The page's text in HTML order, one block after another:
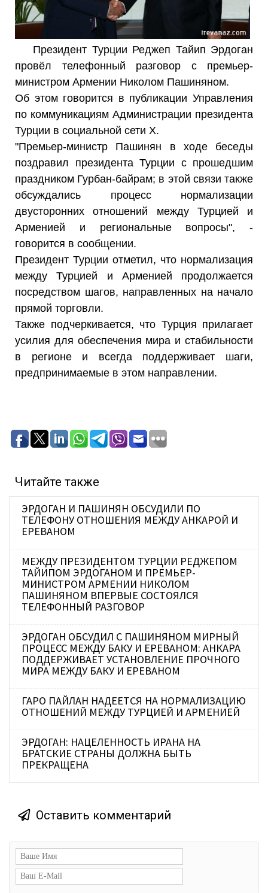
Президент Турции Реджеп Тайип Эрдоган
провёл телефонный разговор с премьер-
министром Армении Николом Пашиняном.
Об этом говорится в публикации Управления
по коммуникациям Администрации президента
Турции в социальной сети X.
"Премьер-министр Пашинян в ходе беседы
поздравил президента Турции с прошедшим
праздником Гурбан-байрам; в этой связи также
обсуждались процесс нормализации
двусторонних отношений между Турцией и
Арменией и региональные вопросы", -
говорится в сообщении.
Президент Турции отметил, что нормализация
между Турцией и Арменией продолжается
посредством шагов, направленных на начало
прямой торговли.
Также подчеркивается, что Турция прилагает
усилия для обеспечения мира и стабильности
в регионе и всегда поддерживает шаги,
предпринимаемые в этом направлении.
Читайте также
ЭРДОГАН И ПАШИНЯН ОБСУДИЛИ ПО
ТЕЛЕФОНУ ОТНОШЕНИЯ МЕЖДУ АНКАРОЙ И
ЕРЕВАНОМ
МЕЖДУ ПРЕЗИДЕНТОМ ТУРЦИИ РЕДЖЕПОМ
ТАЙИПОМ ЭРДОГАНОМ И ПРЕМЬЕР-
МИНИСТРОМ АРМЕНИИ НИКОЛОМ
ПАШИНЯНОМ ВПЕРВЫЕ СОСТОЯЛСЯ
ТЕЛЕФОННЫЙ РАЗГОВОР
ЭРДОГАН ОБСУДИЛ С ПАШИНЯНОМ МИРНЫЙ
ПРОЦЕСС МЕЖДУ БАКУ И ЕРЕВАНОМ: АНКАРА
ПОДДЕРЖИВАЕТ УСТАНОВЛЕНИЕ ПРОЧНОГО
МИРА МЕЖДУ БАКУ И ЕРЕВАНОМ
ГАРО ПАЙЛАН НАДЕЕТСЯ НА НОРМАЛИЗАЦИЮ
ОТНОШЕНИЙ МЕЖДУ ТУРЦИЕЙ И АРМЕНИЕЙ
ЭРДОГАН: НАЦЕЛЕННОСТЬ ИРАНА НА
БРАТСКИЕ СТРАНЫ ДОЛЖНА БЫТЬ
ПРЕКРАЩЕНА
Оставить комментарий